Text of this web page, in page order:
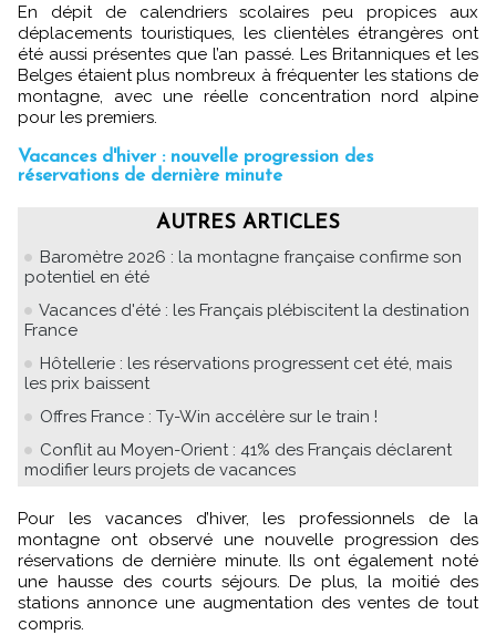
En dépit de calendriers scolaires peu propices aux
déplacements touristiques, les clientèles étrangères ont
été aussi présentes que l’an passé. Les Britanniques et les
Belges étaient plus nombreux à fréquenter les stations de
montagne, avec une réelle concentration nord alpine
pour les premiers.
Vacances d'hiver : nouvelle progression des
réservations de dernière minute
AUTRES ARTICLES
Baromètre 2026 : la montagne française confirme son
potentiel en été
Vacances d'été : les Français plébiscitent la destination
France
Hôtellerie : les réservations progressent cet été, mais
les prix baissent
Offres France : Ty-Win accélère sur le train !
Conflit au Moyen-Orient : 41% des Français déclarent
modifier leurs projets de vacances
Pour les vacances d’hiver, les professionnels de la
montagne ont observé une nouvelle progression des
réservations de dernière minute. Ils ont également noté
une hausse des courts séjours. De plus, la moitié des
stations annonce une augmentation des ventes de tout
compris.